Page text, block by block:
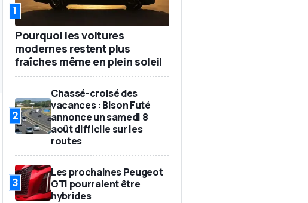
1
Pourquoi les voitures
modernes restent plus
fraîches même en plein soleil
2
Chassé-croisé des
vacances : Bison Futé
annonce un samedi 8
août difficile sur les
routes
3
Les prochaines Peugeot
GTi pourraient être
hybrides